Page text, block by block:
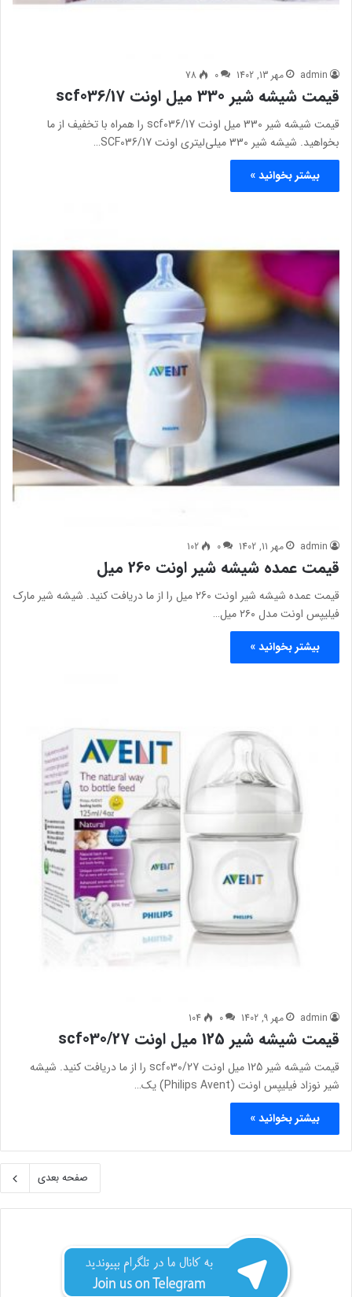
admin مهر 13, 1402 0
78
قیمت شیشه شیر 330 میل اونت scf036/17
قیمت شیشه شیر 330 میل اونت scf036/17 را همراه با تخفیف از ما
بخواهید. شیشه شیر 330 میلی‌لیتری اونت SCF036/17…
بیشتر بخوانید »
admin مهر 11, 1402 0
102
قیمت عمده شیشه شیر اونت 260 میل
قیمت عمده شیشه شیر اونت 260 میل را از ما دریافت کنید. شیشه شیر مارک
فیلیپس اونت مدل ۲۶۰ میل…
بیشتر بخوانید »
admin مهر 9, 1402 0
104
قیمت شیشه شیر 125 میل اونت scf030/27
قیمت شیشه شیر 125 میل اونت scf030/27 را از ما دریافت کنید. شیشه
شیر نوزاد فیلیپس اونت (Philips Avent) یک…
بیشتر بخوانید »
صفحه بعدی